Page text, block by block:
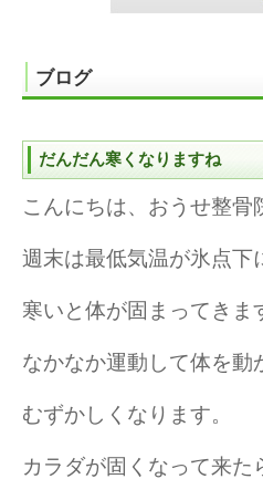
ブログ
だんだん寒くなりますね
こんにちは、おうせ整骨
週末は最低気温が氷点下
寒いと体が固まってきま
なかなか運動して体を動
むずかしくなります。
カラダが固くなって来た